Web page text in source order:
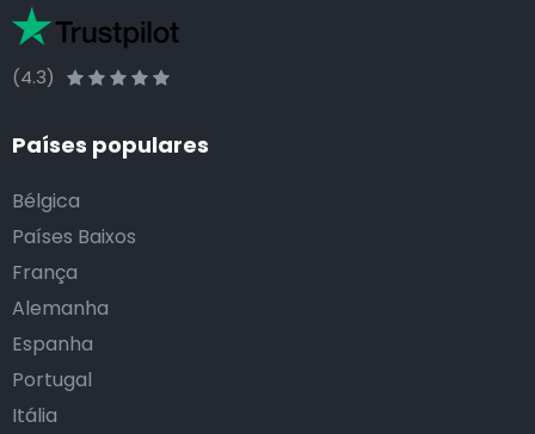
(4.3)
Países populares
Bélgica
Países Baixos
França
Alemanha
Espanha
Portugal
Itália